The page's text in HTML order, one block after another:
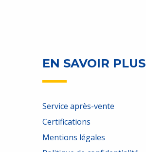
EN SAVOIR PLUS
Service après-vente
Certifications
Mentions légales